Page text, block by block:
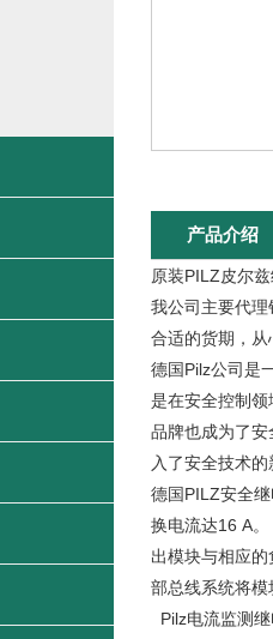
产品介绍
原装PILZ皮尔
我公司主要代
合适的货期，
德国Pilz公司是
是在安全控制
品牌也成为了
入了安全技术
德国PILZ安全
换电流达16 A
出模块与相应
部总线系统将
Pilz电流监测